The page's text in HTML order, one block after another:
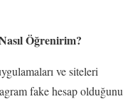
Öğrenirim?
ve siteleri
fake hesap olduğunu